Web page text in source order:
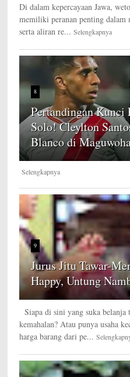
Di dalam kepercayaan Jawa,
memiliki peranan penting dalam
serta aliran re... Selengkapnya
8
Pertandingan Kunci
Solo! Cleylton
Blanco di
Selengkapnya
9
Jurus Jitu Tawar-
Happy, Untung
Siapa di sini yang suka belanja
kemahalan? Atau punya usaha
harga barang dari pe...